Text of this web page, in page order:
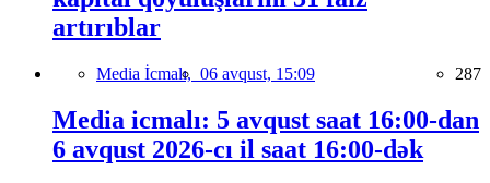
artırıblar
Media İcmalı, 06 avqust, 15:09 287
Media icmalı: 5 avqust saat 16:00-dan
6 avqust 2026-cı il saat 16:00-dək